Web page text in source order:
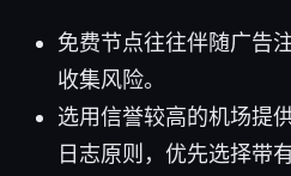
免费节点往往伴随广告
收集风险。
选用信誉较高的机场提
日志原则，优先选择带